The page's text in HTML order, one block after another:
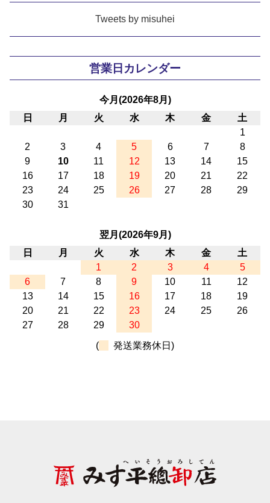
Tweets by misuhei
営業日カレンダー
今月(2026年8月)
日
月 火 水 木 金
土
1
2
3 4 5 6 7
8
9
10 11 12 13 14
15
16
17 18 19 20 21
22
23
24 25 26 27 28
29
30
31
翌月(2026年9月)
日
月 火 水 木 金
土
1
2 3 4
5
6
7 8 9 10 11
12
13
14 15 16 17 18
19
20
21 22 23 24 25
26
27
28 29
30
(
発送業務休日)